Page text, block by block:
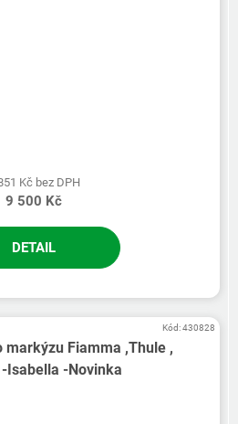
Kč bez DPH
9 500 Kč
DETAIL
markýzu Fiamma ,Thule ,
Isabella -Novinka
Kód:430828